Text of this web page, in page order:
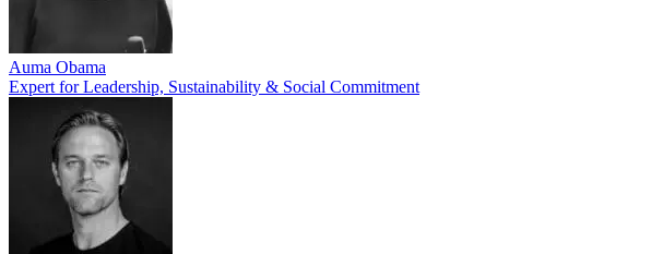
Auma Obama
Expert for Leadership, Sustainability & Social Commitment